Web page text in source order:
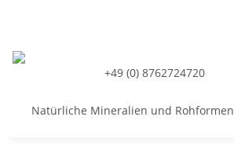
+49 (0) 8762724720
Natürliche Mineralien und Rohformen